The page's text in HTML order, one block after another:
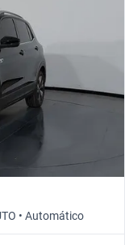
• Automático